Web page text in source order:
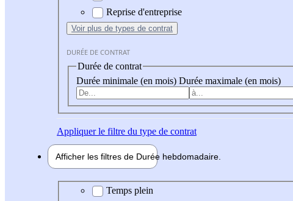
Reprise d'entreprise
Voir plus de types de contrat
DURÉE DE CONTRAT
Durée de contrat
Durée minimale (en mois) Durée maximale (en mois)
Appliquerle filtre du type de contrat
Afficher les filtres de Durée hebdomadaire
Durée hebdomadaire
Temps plein